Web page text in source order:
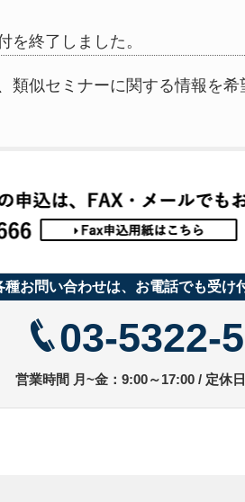
を終了しました。
類似セミナーに関する情報を
種お問い合わせは、お電話でも受け
03-5322-
営業時間 月~金：9:00～17:00 / 定休